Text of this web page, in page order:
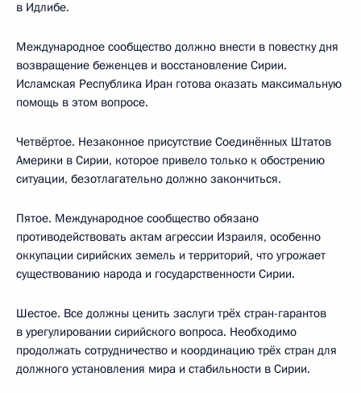
в Идлибе.
Международное сообщество должно внести в повестку дня
возвращение беженцев и восстановление Сирии.
Исламская Республика Иран готова оказать максимальную
помощь в этом вопросе.
Четвёртое. Незаконное присутствие Соединённых Штатов
Америки в Сирии, которое привело только к обострению
ситуации, безотлагательно должно закончиться.
Пятое. Международное сообщество обязано
противодействовать актам агрессии Израиля, особенно
оккупации сирийских земель и территорий, что угрожает
существованию народа и государственности Сирии.
Шестое. Все должны ценить заслуги трёх стран-гарантов
в урегулировании сирийского вопроса. Необходимо
продолжать сотрудничество и координацию трёх стран для
должного установления мира и стабильности в Сирии.